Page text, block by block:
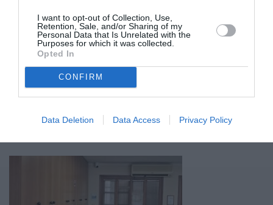
I want to opt-out of Collection, Use,
Retention, Sale, and/or Sharing of my
Personal Data that Is Unrelated with the
Purposes for which it was collected.
Opted In
CONFIRM
Data Deletion Data Access Privacy Policy